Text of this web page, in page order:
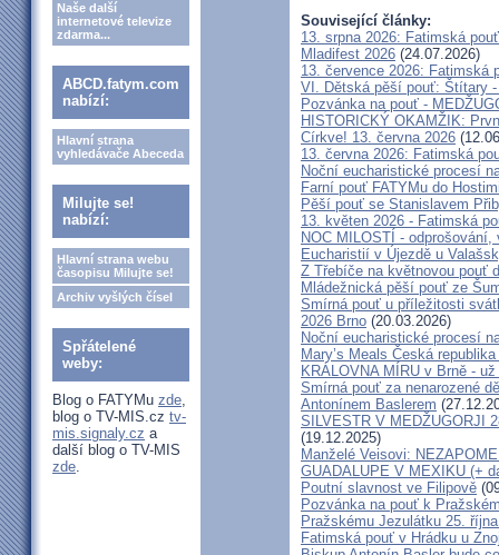
Naše další
internetové televize
zdarma...
ABCD.fatym.com
nabízí:
Hlavní strana
vyhledávače Abeceda
Milujte se!
nabízí:
Hlavní strana webu
časopisu Milujte se!
Archiv vyšlých čísel
Spřátelené
weby:
Blog o FATYMu zde,
blog o TV-MIS.cz tv-
mis.signaly.cz a
další blog o TV-MIS
zde.
Související články:
13. srpna 2026: Fatimská
Mladifest 2026 (24.07.2026)
13. července 2026: Fatimská
VI. Dětská pěší pouť: Štítary
Pozvánka na pouť -
HISTORICKÝ OKAMŽIK:
Církve! 13. června 2026
13. června 2026: Fatimská
Noční eucharistické procesí
Farní pouť FATYMu do
Pěší pouť se Stanislavem
13. květen 2026 - Fatimská
NOC MILOSTÍ -
Eucharistií v Újezdě u
Z Třebíče na květnovou pouť
Mládežnická pěší pouť ze
Smírná pouť u příležitosti
2026 Brno (20.03.2026)
Noční eucharistické procesí
Mary’s Meals Česká
KRÁLOVNA MÍRU v Brně -
Smírná pouť za nenarozené
Antonínem Baslerem
SILVESTR V MEDŽUGORJI
(19.12.2025)
Manželé Veisovi:
GUADALUPE V MEXIKU (+
Poutní slavnost ve Filipově
Pozvánka na pouť k
Pražskému Jezulátku 25.
Fatimská pouť v Hrádku u